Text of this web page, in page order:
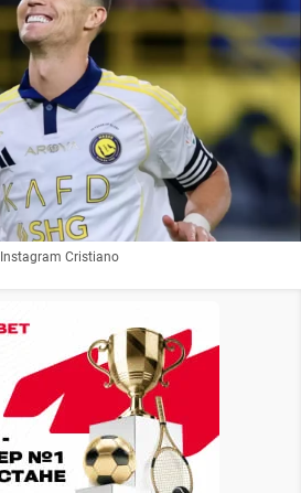
Cristiano